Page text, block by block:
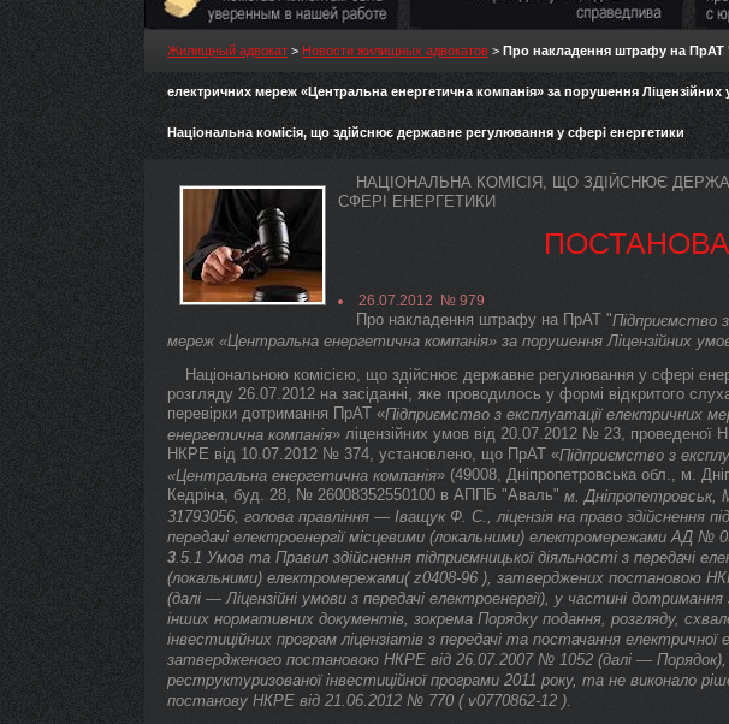
Жилищный адвокат > Новости жилищных адвокатов > Про накладення штрафу на ПрАТ
електричних мереж «Центральна енергетична компанія» за порушення Ліцензійних
Національна комісія, що здійснює державне регулювання у сфері енергетики
НАЦІОНАЛЬНА КОМІСІЯ, ЩО ЗДІЙСНЮЄ
СФЕРІ ЕНЕРГЕТИКИ
ПОСТАНОВА
26.07.2012 № 979
Про накладення штрафу на ПрАТ "Підприємство
мереж «Центральна енергетична компанія» за порушення Ліцензійних
Національною комісією, що здійснює державне регулювання у сфері
розгляду 26.07.2012 на засіданні, яке проводилось у формі відкритого
перевірки дотримання ПрАТ «Підприємство з експлуатації електричних
енергетична компанія» ліцензійних умов від 20.07.2012 № 23, проведеної
НКРЕ від 10.07.2012 № 374, установлено, що ПрАТ «Підприємство з
«Центральна енергетична компанія» (49008, Дніпропетровська обл., м.
Кедріна, буд. 28, № 26008352550100 в АППБ "Аваль" м.
31793056, голова правління — Іващук Ф. С., ліцензія на право здійснення
передачі електроенергії місцевими (локальними) електромережами АД №
3.5.1 Умов та Правил здійснення підприємницької діяльності з передачі
(локальними) електромережами( z0408-96 ), затверджених постановою
(далі — Ліцензійні умови з передачі електроенергії), у частині
інших нормативних документів, зокрема Порядку подання, розгляду,
інвестиційних програм ліцензіатів з передачі та постачання електричної
затвердженого постановою НКРЕ від 26.07.2007 № 1052 (далі —
реструктуризованої інвестиційної програми 2011 року, та не виконало
постанову НКРЕ від 21.06.2012 № 770 ( v0770862-12 ).